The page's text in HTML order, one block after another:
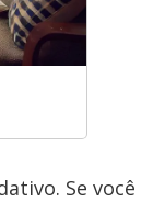
Se você